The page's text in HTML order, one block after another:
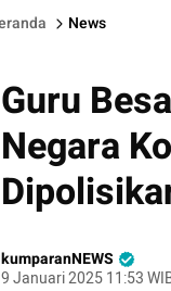
News
Guru
Negara
kumparanNEWS
9 Januari 2025 11:53